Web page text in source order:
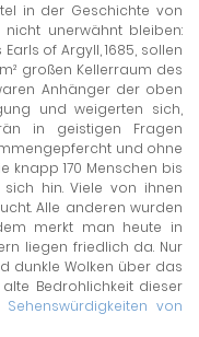
in der Geschichte von
unerwähnt bleiben:
of Argyll, 1685, sollen
großen Kellerraum des
Anhänger der oben
und weigerten sich,
in geistigen Fragen
und ohne
knapp 170 Menschen bis
hin. Viele von ihnen
Alle anderen wurden
merkt man heute in
liegen friedlich da. Nur
dunkle Wolken über das
Bedrohlichkeit dieser
Sehenswürdigkeiten von